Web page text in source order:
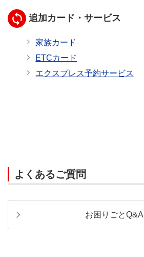
追加カード・サービス
家族カード
ETCカード
エクスプレス予約サービス
よくあるご質問
お困りごとQ&A